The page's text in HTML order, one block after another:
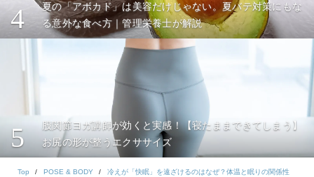
4
夏の「アボカド」は美容だけじゃない。夏バテ対策にもな
る意外な食べ方｜管理栄養士が解説
5
股関節ヨガ講師が効くと実感！【寝たままできてしまう】
お尻の形が整うエクササイズ
Top POSE & BODY
冷えが「快眠」を遠ざけるのはなぜ？体温と眠りの関係性